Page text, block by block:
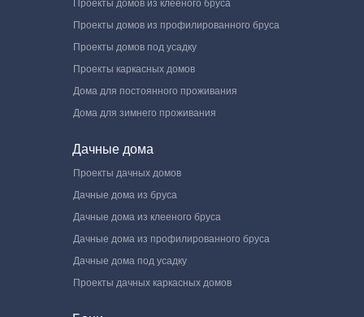
Проекты домов из клееного бруса
Проекты домов из профилированного бруса
Проекты домов под усадку
Проекты каркасных домов
Дома для постоянного проживания
Дома для зимнего проживания
Дачные дома
Проекты дачных домов
Дачные дома из бруса
Дачные дома из клееного бруса
Дачные дома из профилированного бруса
Дачные дома под усадку
Проекты дачных каркасных домов